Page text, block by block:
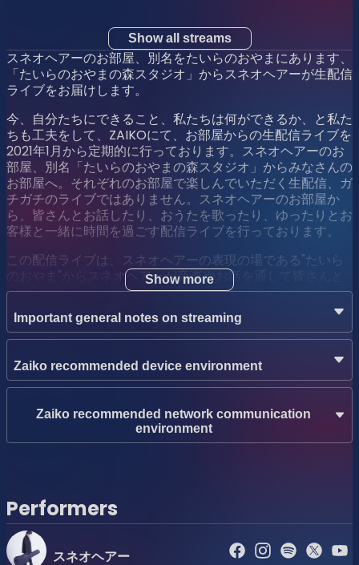
Show all streams
スネオヘアーのお部屋、別名をたいらのおやまにあります、
「たいらのおやまの森スタジオ」からスネオヘアーが生配信
ライブをお届けします。
今、自分たちにできること、私たちは何ができるか、と私た
ちも工夫をして、ZAIKOにて、お部屋からの生配信ライブを
2021年1月から定期的に行っております。スネオヘアーのお
部屋、別名「たいらのおやまの森スタジオ」からみなさんの
お部屋へ。それぞれのお部屋で楽しんでいただく生配信、ガ
チガチのライブではありません。スネオヘアーのお部屋か
ら、皆さんとお話したり、おうたを歌ったり、ゆったりとお
客様と一緒に時間を過ごす配信ライブを行っております。
この配信ライブは、スネオヘアーの表現の場である"たいら
のおやま"からスネオヘアーが音楽やお話を通して皆さんと
つながっていたい、こんな山奥のお部屋から、一人一人の耳
元でお部屋のドアをノックするように「もしもしー、聴こえ
ていますかー？音、届いていますかー？」と、お部屋で歌っ
た歌や、作った曲、お部屋から発信するお話、この声が、
今、あなたに、届いていますか？とつながっていることを確
認してお互いにホッとする、そんな時間なのかもしれませ
ん。 まだ通常のライブには行けないお客様でも、配信ライ
ブであれば、全国各地どこにいらっしゃるお客様でもご自宅
のパソコンやスマートフォンの前がライブ会場になります。
お手持ちのイヤホンやヘッドフォンで聴いて頂くと、さらに
で、出来ることに限りがありますが、配信ライブという形を
通し皆さんと時間を過ごす、あたたかい配信になるよう、ス
ネオヘアーと皆さんと今月は祝日平日の夜のひととき、一緒
に過ごせたらと思っております。 ぜひ遊びにいらしてくだ
Show more
Important general notes on streaming
Zaiko recommended device environment
Zaiko recommended network communication
environment
Performers
スネオヘアー